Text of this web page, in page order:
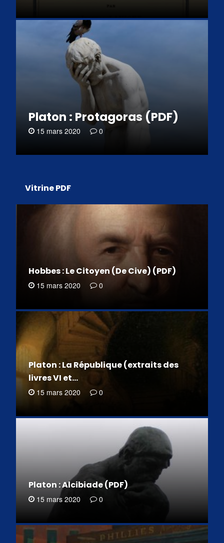
Platon : Protagoras (PDF)
15 mars 2020 0
Vitrine PDF
Hobbes : Le Citoyen (De Cive) (PDF)
15 mars 2020 0
Platon : La République (extraits des
livres VI et…
15 mars 2020 0
Platon : Alcibiade (PDF)
15 mars 2020 0